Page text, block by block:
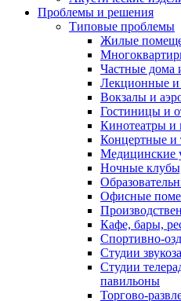
Проблемы и решения
Типовые проблемы
Жилые
Частные
Лекционные и
Вокзалы и
Гостиницы и
Кинотеатры и
Концертные и
Медицинские
Ночные
Офисные
Кафе, бары,
Спортивно-
Студии
Студии
павильоны
Торгово-